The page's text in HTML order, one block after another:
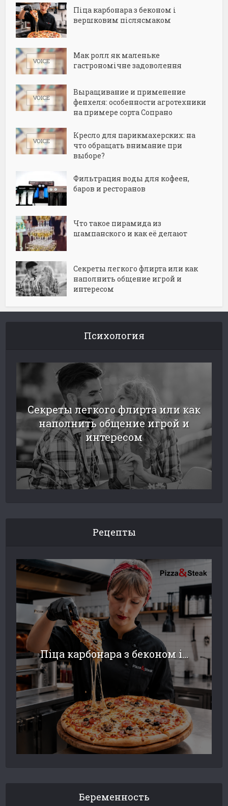
Піца карбонара з беконом і
вершковим післясмаком
Мак ролл як маленьке
гастрономічне задоволення
Выращивание и применение
фенхеля: особенности агротехники
на примере сорта Сопрано
Кресло для парикмахерских: на
что обращать внимание при
выборе?
Фильтрация воды для кофеен,
баров и ресторанов
Что такое пирамида из
шампанского и как её делают
Секреты легкого флирта или как
наполнить общение игрой и
интересом
Психология
Секреты легкого флирта или как
наполнить общение игрой и
интересом
Рецепты
Піца карбонара з беконом і...
Беременность